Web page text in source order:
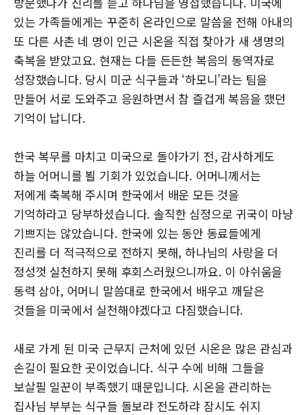
있는 가족들에게는 꾸준히 온라인으로 말씀을 전해 아내의
또 다른 사촌 네 명이 인근 시온을 직접 찾아가 새 생명의
축복을 받았고요. 현재는 다들 든든한 복음의 동역자로
성장했습니다. 당시 미군 식구들과 ‘하모니’라는 팀을
만들어 서로 도와주고 응원하면서 참 즐겁게 복음을 했던
기억이 납니다.
한국 복무를 마치고 미국으로 돌아가기 전, 감사하게도
하늘 어머니를 뵐 기회가 있었습니다. 어머니께서는
저에게 축복해 주시며 한국에서 배운 모든 것을
기억하라고 당부하셨습니다. 솔직한 심정으로 귀국이 마냥
기쁘지는 않았습니다. 한국에 있는 동안 동료들에게
진리를 더 적극적으로 전하지 못해, 하나님의 사랑을 더
정성껏 실천하지 못해 후회스러웠으니까요. 이 아쉬움을
동력 삼아, 어머니 말씀대로 한국에서 배우고 깨달은
것들을 미국에서 실천해야겠다고 다짐했습니다.
새로 가게 된 미국 근무지 근처에 있던 시온은 많은 관심과
손길이 필요한 곳이었습니다. 식구 수에 비해 그들을
보살필 일꾼이 부족했기 때문입니다. 시온을 관리하는
집사님 부부는 식구들 돌보랴 전도하랴 잠시도 쉬지